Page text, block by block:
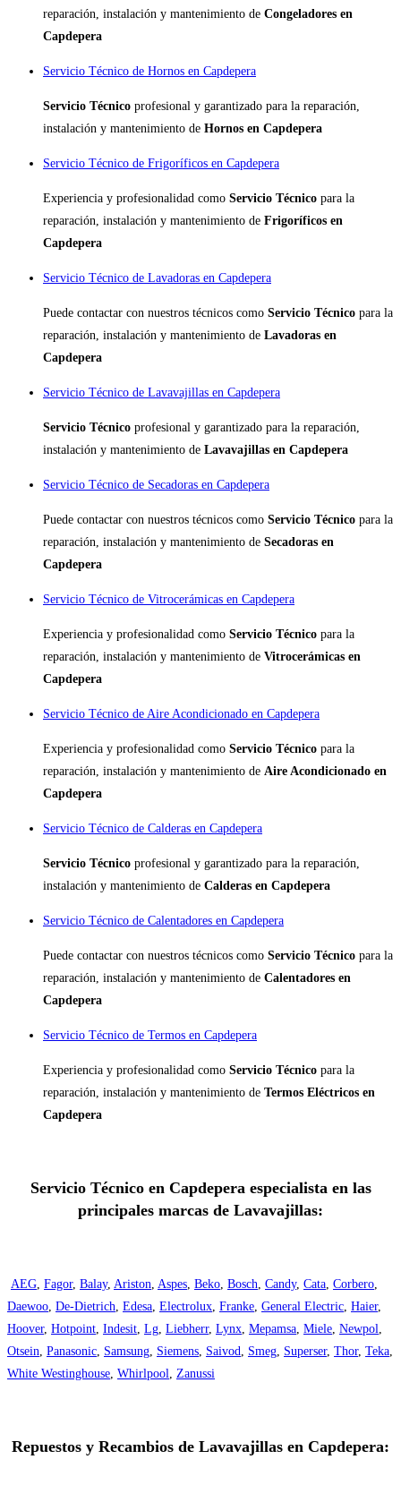
reparación, instalación y mantenimiento de Congeladores en
Capdepera
Servicio Técnico de Hornos en Capdepera
Servicio Técnico profesional y garantizado para la reparación,
instalación y mantenimiento de Hornos en Capdepera
Servicio Técnico de Frigoríficos en Capdepera
Experiencia y profesionalidad como Servicio Técnico para la
reparación, instalación y mantenimiento de Frigoríficos en
Capdepera
Servicio Técnico de Lavadoras en Capdepera
Puede contactar con nuestros técnicos como Servicio Técnico para la
reparación, instalación y mantenimiento de Lavadoras en
Capdepera
Servicio Técnico de Lavavajillas en Capdepera
Servicio Técnico profesional y garantizado para la reparación,
instalación y mantenimiento de Lavavajillas en Capdepera
Servicio Técnico de Secadoras en Capdepera
Puede contactar con nuestros técnicos como Servicio Técnico para la
reparación, instalación y mantenimiento de Secadoras en
Capdepera
Servicio Técnico de Vitrocerámicas en Capdepera
Experiencia y profesionalidad como Servicio Técnico para la
reparación, instalación y mantenimiento de Vitrocerámicas en
Capdepera
Servicio Técnico de Aire Acondicionado en Capdepera
Experiencia y profesionalidad como Servicio Técnico para la
reparación, instalación y mantenimiento de Aire Acondicionado en
Capdepera
Servicio Técnico de Calderas en Capdepera
Servicio Técnico profesional y garantizado para la reparación,
instalación y mantenimiento de Calderas en Capdepera
Servicio Técnico de Calentadores en Capdepera
Puede contactar con nuestros técnicos como Servicio Técnico para la
reparación, instalación y mantenimiento de Calentadores en
Capdepera
Servicio Técnico de Termos en Capdepera
Experiencia y profesionalidad como Servicio Técnico para la
reparación, instalación y mantenimiento de Termos Eléctricos en
Capdepera
Servicio Técnico en Capdepera especialista en las
principales marcas de Lavavajillas:
AEG, Fagor, Balay, Ariston, Aspes, Beko, Bosch, Candy, Cata, Corbero,
Daewoo, De-Dietrich, Edesa, Electrolux, Franke, General Electric, Haier,
Hoover, Hotpoint, Indesit, Lg, Liebherr, Lynx, Mepamsa, Miele, Newpol,
Otsein, Panasonic, Samsung, Siemens, Saivod, Smeg, Superser, Thor, Teka,
White Westinghouse, Whirlpool, Zanussi
Repuestos y Recambios de Lavavajillas en Capdepera: